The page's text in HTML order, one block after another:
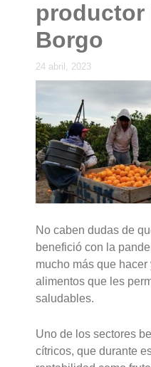
productor
Borgo
24 abril, 2023
No caben dudas de
benefició con la
mucho más que
alimentos que les
saludables.
Uno de los sectores
cítricos, que durante